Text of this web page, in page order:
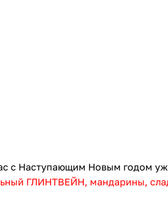
с Наступающим Новым годом
ГЛИНТВЕЙН, мандарины,
карты